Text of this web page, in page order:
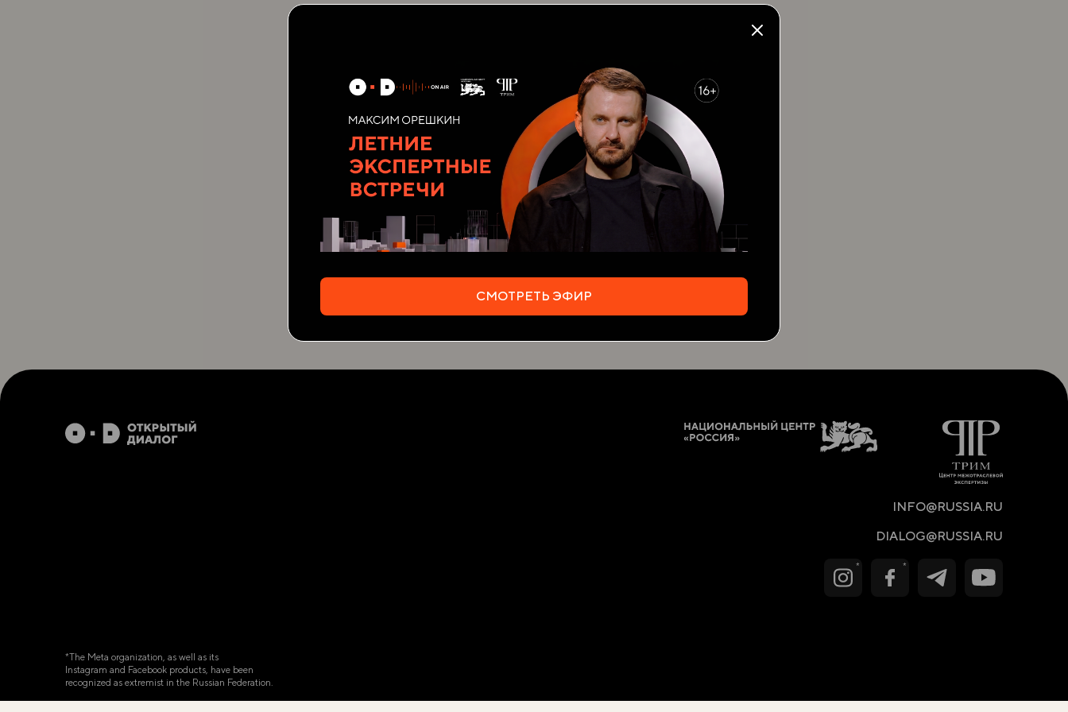
*The Meta organization, as well as its
Instagram and Facebook products, have been
recognized as extremist in the Russian Federation.
INFO@RUSSIA.RU
DIALOG@RUSSIA.RU
СМОТРЕТЬ ЭФИР